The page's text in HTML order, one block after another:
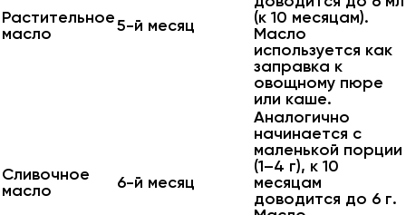
Растительное
масло
5-й месяц
(к 10 месяцам).
Масло
используется как
заправка к
овощному пюре
или каше.
Сливочное
масло
6-й месяц
Аналогично
начинается с
маленькой порции
(1–4 г), к 10
месяцам
доводится до 6 г.